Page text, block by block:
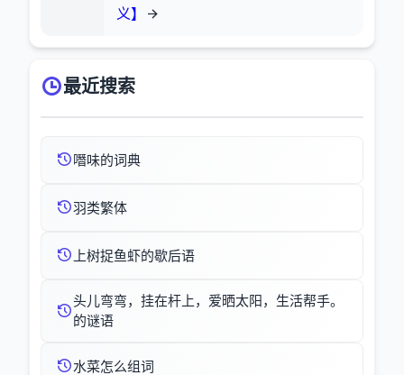
义】
最近搜索
噆味的词典
羽类繁体
上树捉鱼虾的歇后语
头儿弯弯，挂在杆上，爱晒太阳，生活帮手。
的谜语
水菜怎么组词